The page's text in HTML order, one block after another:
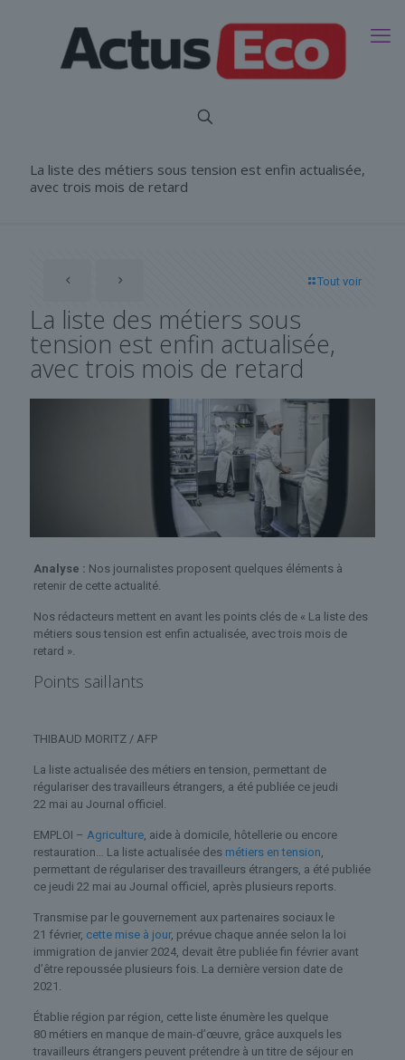
La liste des métiers sous tension est enfin actualisée,
avec trois mois de retard
Tout voir
La liste des métiers sous
tension est enfin actualisée,
avec trois mois de retard
Analyse : Nos journalistes proposent quelques éléments à
retenir de cette actualité.
Nos rédacteurs mettent en avant les points clés de « La liste des
métiers sous tension est enfin actualisée, avec trois mois de
retard ».
Points saillants
THIBAUD MORITZ / AFP
La liste actualisée des métiers en tension, permettant de
régulariser des travailleurs étrangers, a été publiée ce jeudi
22 mai au Journal officiel.
EMPLOI – Agriculture, aide à domicile, hôtellerie ou encore
restauration… La liste actualisée des métiers en tension
permettant de régulariser des travailleurs étrangers, a été publiée
ce jeudi 22 mai au Journal officiel, après plusieurs reports.
Transmise par le gouvernement aux partenaires sociaux le
21 février, cette mise à jour, prévue chaque année selon la loi
immigration de janvier 2024, devait être publiée fin février avant
d’être repoussée plusieurs fois. La dernière version date de
2021.
Établie région par région, cette liste énumère les quelque
80 métiers en manque de main-d’œuvre, grâce auxquels les
travailleurs étrangers peuvent prétendre à un titre de séjour en